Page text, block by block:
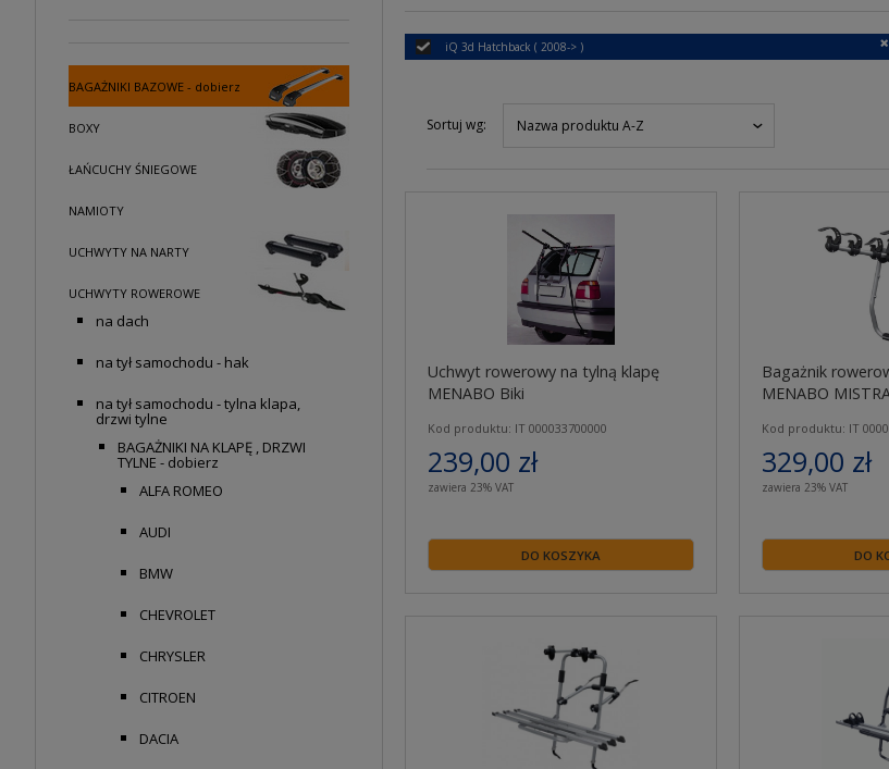
BAGAŻNIKI BAZOWE - dobierz
BOXY
ŁAŃCUCHY ŚNIEGOWE
NAMIOTY
UCHWYTY NA NARTY
UCHWYTY ROWEROWE
na dach
na tył samochodu - hak
na tył samochodu - tylna klapa,
drzwi tylne
BAGAŻNIKI NA KLAPĘ , DRZWI
TYLNE - dobierz
ALFA ROMEO
AUDI
BMW
CHEVROLET
CHRYSLER
CITROEN
DACIA
iQ 3d Hatchback ( 2008-> )
Sortuj wg: Nazwa produktu A-Z
Uchwyt rowerowy na tylną klapę
MENABO Biki
Kod produktu: IT 000033700000
239,00 zł
zawiera 23% VAT
DO KOSZYKA
Bagażnik
MENABO
Kod produktu: IT
329,00 zł
zawiera 23% VAT
DO